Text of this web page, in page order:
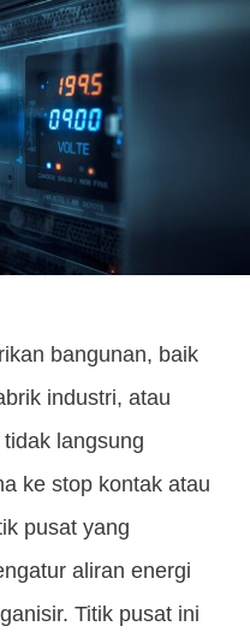
bangunan, baik
industri, atau
langsung
ke stop kontak atau
pusat yang
aliran energi
Titik pusat ini